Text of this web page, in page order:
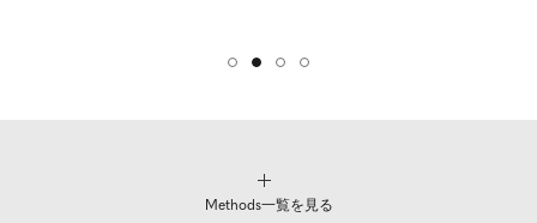
Methods一覧を見る